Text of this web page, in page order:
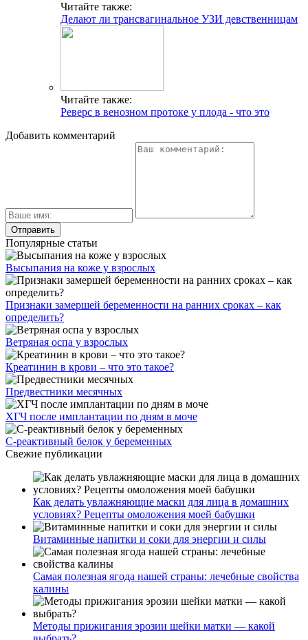
Читайте также:
Делают ли трансвагинальное УЗИ девственницам
Читайте также:
Реверс в венозном протоке у плода - что это
Добавить комментарий
Популярные статьи
Высыпания на коже у взрослых
Признаки замершей беременности на ранних сроках – как
определить?
Ветряная оспа у взрослых
Креатинин в крови – что это такое?
Предвестники месячных
ХГЧ после имплантации по дням в моче
С-реактивный белок у беременных
Свежие публикации
Как делать увлажняющие маски для лица в домашних
условиях? Рецепты омоложения моей бабушки
Витаминные напитки и соки для энергии и силы
Самая полезная ягода нашей страны: лечебные свойства
калины
Методы прижигания эрозии шейки матки — какой